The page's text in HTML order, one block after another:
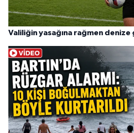
Valiliğin yasağına rağmen